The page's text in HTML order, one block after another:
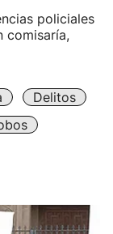
policiales
comisaría,
Delitos